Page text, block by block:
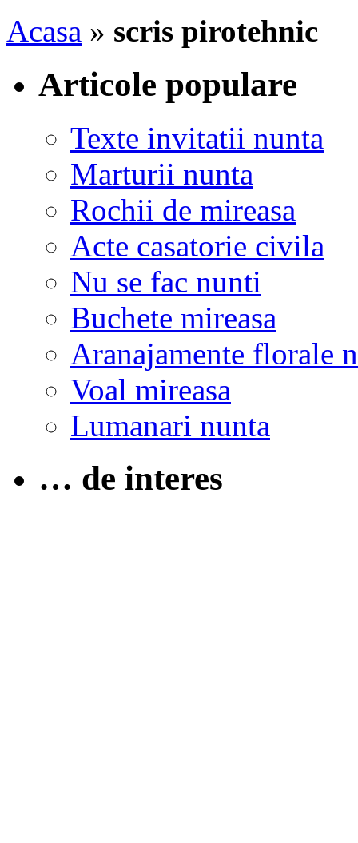
Acasa » scris pirotehnic
Articole populare
Texte invitatii nunta
Marturii nunta
Rochii de mireasa
Acte casatorie civila
Nu se fac nunti
Buchete mireasa
Aranajamente florale
Voal mireasa
Lumanari nunta
… de interes